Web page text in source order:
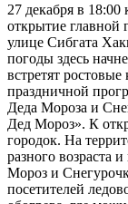
27 декабря в 18:00
открытие главной
улице Сибгата
погоды здесь
встретят
праздничной
Деда Мороза и
Дед Мороз». К
городок. На
разного возраста
Мороз и
посетителей